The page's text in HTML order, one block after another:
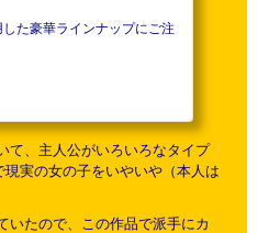
た豪華ラインナップにご注
て、主人公がいろいろなタイプ
実の女の子をいやいや（本人は
いたので、この作品で派手にカ